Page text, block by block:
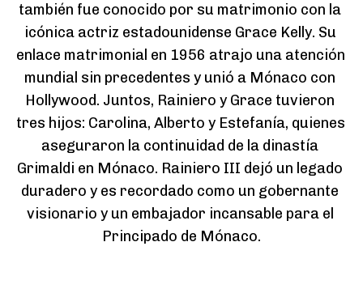
también fue conocido por su matrimonio con la
icónica actriz estadounidense Grace Kelly. Su
enlace matrimonial en 1956 atrajo una atención
mundial sin precedentes y unió a Mónaco con
Hollywood. Juntos, Rainiero y Grace tuvieron
tres hijos: Carolina, Alberto y Estefanía, quienes
aseguraron la continuidad de la dinastía
Grimaldi en Mónaco. Rainiero III dejó un legado
duradero y es recordado como un gobernante
visionario y un embajador incansable para el
Principado de Mónaco.